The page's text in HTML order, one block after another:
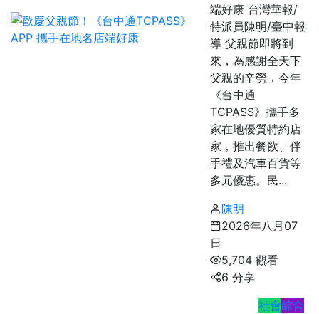
端好康 台灣華報/
特派員陳明/臺中報
導 父親節即將到
來，為感謝全天下
父親的辛勞，今年
《台中通
TCPASS》攜手多
家在地優質特約店
家，推出餐飲、伴
手禮及汽車百貨等
多元優惠。民...
陳明
2026年八月07
日
5,704 觀看
6 分享
社會綜合